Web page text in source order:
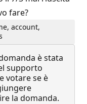
fare?
account,
è stata
supporto
votare se è
la domanda.